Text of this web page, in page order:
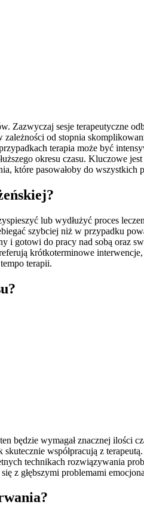
Zazwyczaj sesje terapeutyczne
od stopnia
terapia może być
okresu czasu. Kluczowe
które pasowałoby do wszystkich
lub wydłużyć proces
szybciej niż w przypadku
i gotowi do pracy nad sobą oraz
krótkoterminowe
terapii.
będzie wymagał znacznej
współpracują z
technikach rozwiązywania
z głębszymi problemami